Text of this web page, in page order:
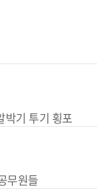
박기 투기 횡포
무원들